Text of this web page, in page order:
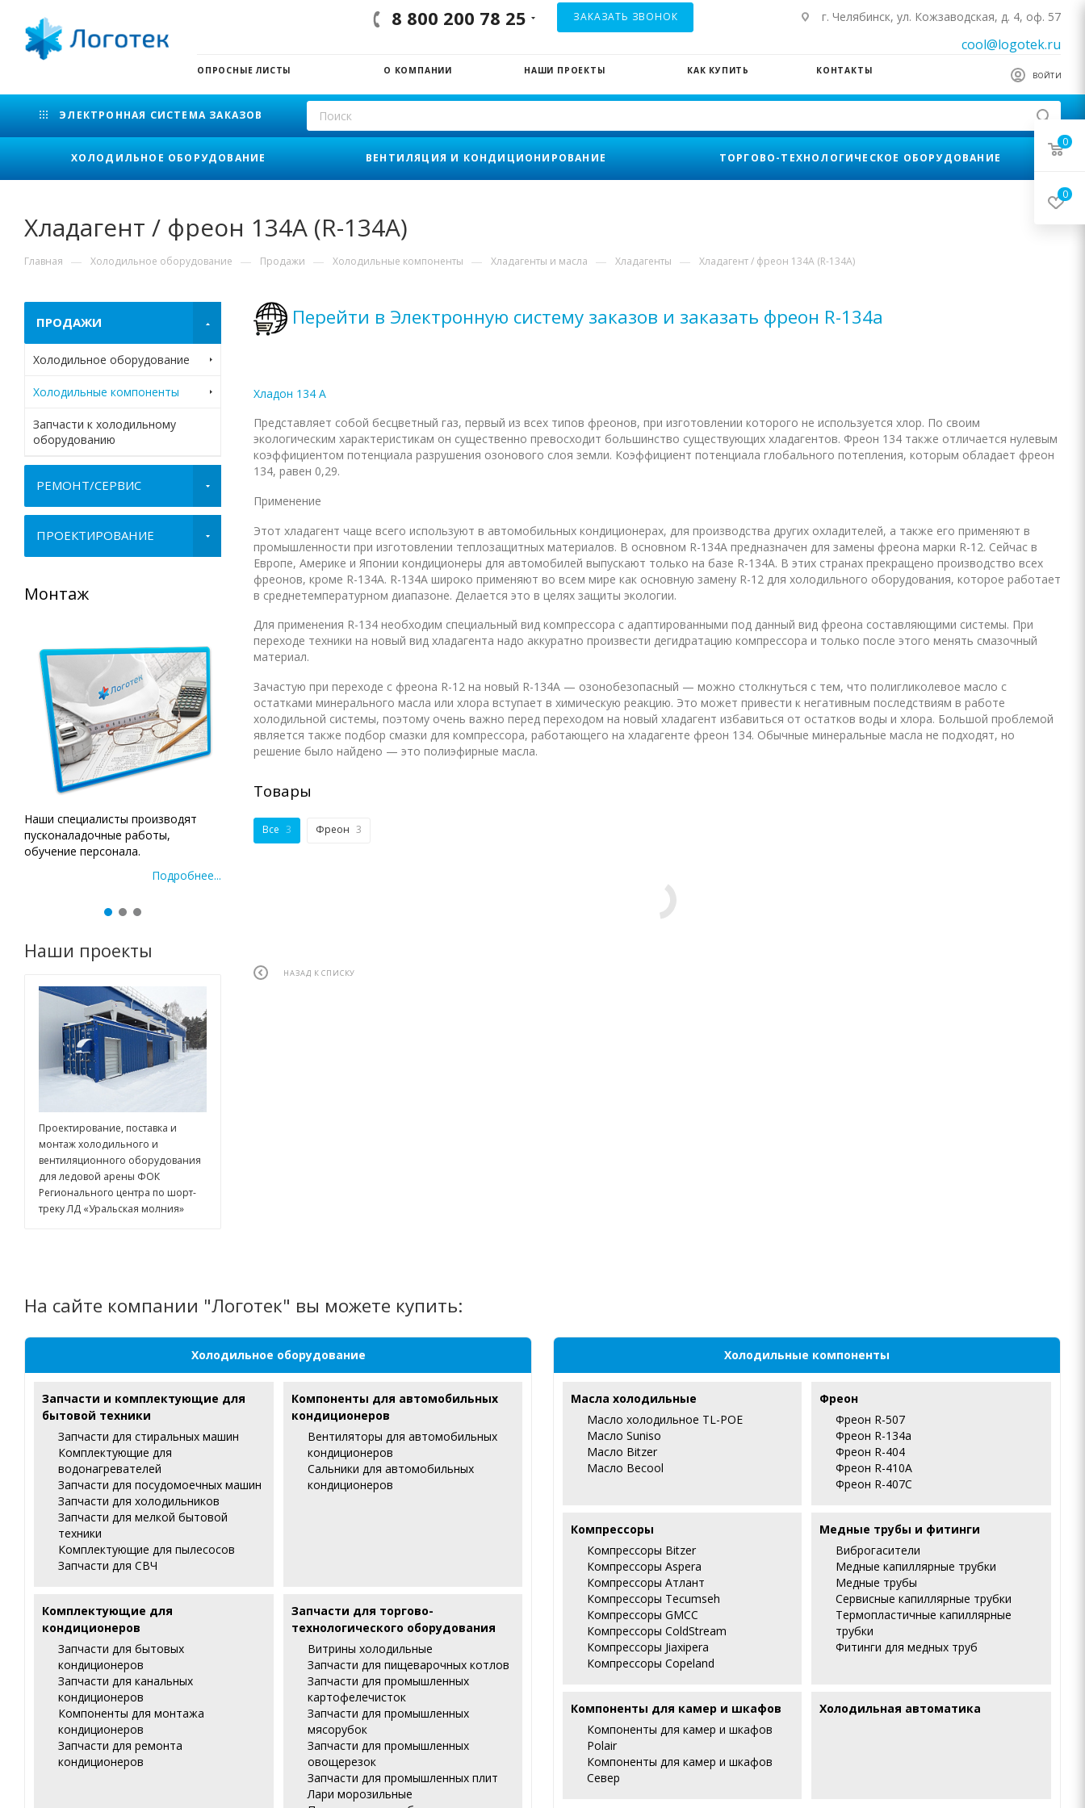
8 800 200 78 25 ЗАКАЗАТЬ ЗВОНОК г. Челябинск, ул. Кожзаводская, д. 4, оф. 57
cool@logotek.ru
ВОЙТИ
ОПРОСНЫЕ ЛИСТЫ О КОМПАНИИ НАШИ ПРОЕКТЫ КАК КУПИТЬ КОНТАКТЫ
ЭЛЕКТРОННАЯ СИСТЕМА ЗАКАЗОВ
ХОЛОДИЛЬНОЕ ОБОРУДОВАНИЕ ВЕНТИЛЯЦИЯ И КОНДИЦИОНИРОВАНИЕ ТОРГОВО-ТЕХНОЛОГИЧЕСКОЕ ОБОРУДОВАНИЕ
Хладагент / фреон 134A (R-134A)
Главная — Холодильное оборудование — Продажи — Холодильные компоненты — Хладагенты и масла — Хладагенты — Хладагент / фреон 134A (R-134A)
Перейти в Электронную систему заказов и заказать фреон R-134a
Хладон 134 А
Представляет собой бесцветный газ, первый из всех типов фреонов, при изготовлении которого не используется хлор. По своим
экологическим характеристикам он существенно превосходит большинство существующих хладагентов. Фреон 134 также отличается нулевым
коэффициентом потенциала разрушения озонового слоя земли. Коэффициент потенциала глобального потепления, которым обладает фреон
134, равен 0,29.
Применение
Этот хладагент чаще всего используют в автомобильных кондиционерах, для производства других охладителей, а также его применяют в
промышленности при изготовлении теплозащитных материалов. В основном R-134A предназначен для замены фреона марки R-12. Сейчас в
Европе, Америке и Японии кондиционеры для автомобилей выпускают только на базе R-134A. В этих странах прекращено производство всех
фреонов, кроме R-134А. R-134А широко применяют во всем мире как основную замену R-12 для холодильного оборудования, которое работает
в среднетемпературном диапазоне. Делается это в целях защиты экологии.
Для применения R-134 необходим специальный вид компрессора с адаптированными под данный вид фреона составляющими системы. При
переходе техники на новый вид хладагента надо аккуратно произвести дегидратацию компрессора и только после этого менять смазочный
материал.
Зачастую при переходе с фреона R-12 на новый R-134А — озонобезопасный — можно столкнуться с тем, что полигликолевое масло с
остатками минерального масла или хлора вступает в химическую реакцию. Это может привести к негативным последствиям в работе
холодильной системы, поэтому очень важно перед переходом на новый хладагент избавиться от остатков воды и хлора. Большой проблемой
является также подбор смазки для компрессора, работающего на хладагенте фреон 134. Обычные минеральные масла не подходят, но
решение было найдено — это полиэфирные масла.
Товары
Все 3 Фреон 3
НАЗАД К СПИСКУ
ПРОДАЖИ
Холодильное оборудование
Холодильные компоненты
Запчасти к холодильному
оборудованию
РЕМОНТ/СЕРВИС
ПРОЕКТИРОВАНИЕ
специалисты производят
работы,
персонала.
Подробнее...
Запасные части
Наши проекты
Проектирование, поставка и
монтаж холодильного и
вентиляционного оборудования
для ледовой арены ФОК
Регионального центра по шорт-
треку ЛД «Уральская молния»
На сайте компании "Логотек" вы можете купить:
Холодильное оборудование
Запчасти и комплектующие для
бытовой техники
Запчасти для стиральных машин
Комплектующие для
водонагревателей
Запчасти для посудомоечных машин
Запчасти для холодильников
Запчасти для мелкой бытовой
техники
Комплектующие для пылесосов
Запчасти для СВЧ
Компоненты для автомобильных
кондиционеров
Вентиляторы для автомобильных
кондиционеров
Сальники для автомобильных
кондиционеров
Комплектующие для
кондиционеров
Запчасти для бытовых
кондиционеров
Запчасти для канальных
кондиционеров
Компоненты для монтажа
кондиционеров
Запчасти для ремонта
кондиционеров
Запчасти для торгово-
технологического оборудования
Витрины холодильные
Запчасти для пищеварочных котлов
Запчасти для промышленных
картофелечисток
Запчасти для промышленных
мясорубок
Запчасти для промышленных
овощерезок
Запчасти для промышленных плит
Лари морозильные
Холодильные компоненты
Масла холодильные
Масло холодильное TL-POE
Масло Suniso
Масло Bitzer
Масло Becool
Фреон
Фреон R-507
Фреон R-134a
Фреон R-404
Фреон R-410А
Фреон R-407С
Компрессоры
Компрессоры Bitzer
Компрессоры Aspera
Компрессоры Атлант
Компрессоры Tecumseh
Компрессоры GMCC
Компрессоры ColdStream
Компрессоры Jiaxipera
Компрессоры Copeland
Медные трубы и фитинги
Виброгасители
Медные капиллярные трубки
Медные трубы
Сервисные капиллярные трубки
Термопластичные капиллярные
трубки
Фитинги для медных труб
Компоненты для камер и шкафов
Компоненты для камер и шкафов
Polair
Компоненты для камер и шкафов
Север
Холодильная автоматика
0
0